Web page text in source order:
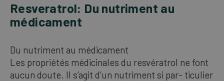
Aller
principal
Resveratrol: Du nutriment au
médicament
Du nutriment au médicament
Les propriétés médicinales du resvératrol ne font
aucun doute. Il s’agit d’un nutriment si par- ticulier
Méthodes de CMA
Publications